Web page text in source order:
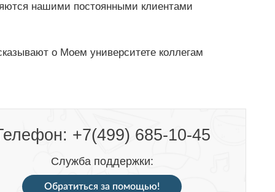
нашими постоянными клиентами
о Моем университете коллегам
+7(499) 685-10-45
Служба поддержки:
Обратиться за помощью!